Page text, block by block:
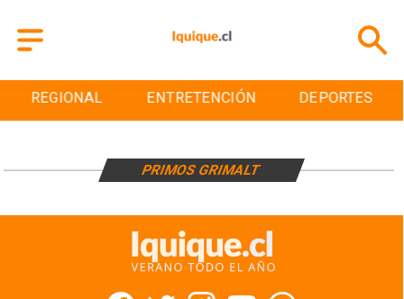
REGIONAL ENTRETENCIÓN DEPORTES
PRIMOS GRIMALT